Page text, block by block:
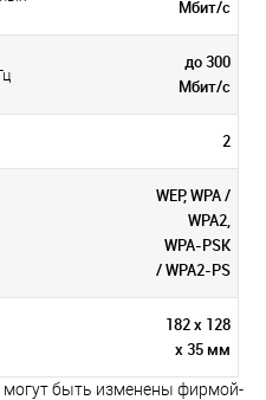
Мбит/с
до 300
Мбит/с
2
WEP, WPA /
WPA2,
WPA-PSK
/ WPA2-PS
182 x 128
x 35 мм
могут быть изменены фирмой-